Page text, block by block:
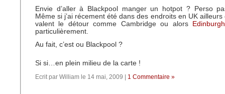
Envie d’aller à Blackpool manger un hotpot ? Perso
Même si j’ai récement été dans des endroits en UK
valent le détour comme Cambridge ou alors
particulièrement.
Au fait, c’est ou Blackpool ?
Si si…en plein milieu de la carte !
Ecrit par William le 14 mai, 2009 | 1 Commentaire »